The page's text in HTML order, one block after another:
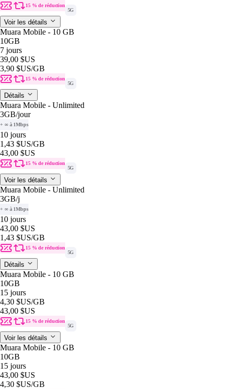
15 % de réduction
5G
Voir les détails
Muara Mobile - 10 GB
10GB
7 jours
39,00 $US
3,90 $US/GB
15 % de réduction
5G
Détails
Muara Mobile - Unlimited
3GB/jour
+ ∞ à 1Mbps
10 jours
1,43 $US/GB
43,00 $US
15 % de réduction
5G
Voir les détails
Muara Mobile - Unlimited
3GB/j
+ ∞ à 1Mbps
10 jours
43,00 $US
1,43 $US/GB
15 % de réduction
5G
Détails
Muara Mobile - 10 GB
10GB
15 jours
4,30 $US/GB
43,00 $US
15 % de réduction
5G
Voir les détails
Muara Mobile - 10 GB
10GB
15 jours
43,00 $US
4,30 $US/GB